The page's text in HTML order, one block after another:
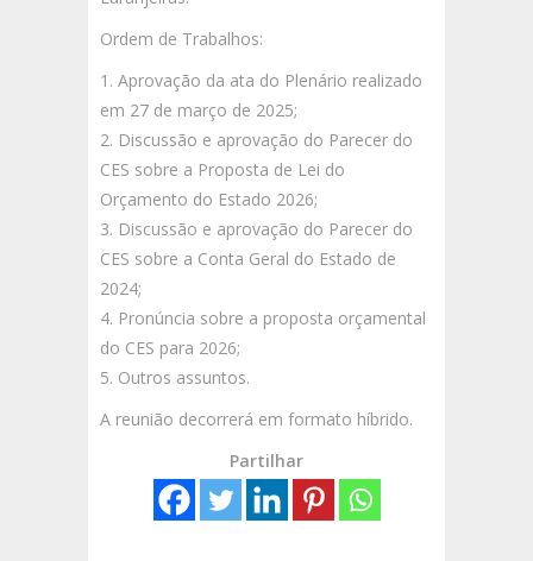
Ordem de Trabalhos:
1. Aprovação da ata do Plenário realizado
em 27 de março de 2025;
2. Discussão e aprovação do Parecer do
CES sobre a Proposta de Lei do
Orçamento do Estado 2026;
3. Discussão e aprovação do Parecer do
CES sobre a Conta Geral do Estado de
2024;
4. Pronúncia sobre a proposta orçamental
do CES para 2026;
5. Outros assuntos.
A reunião decorrerá em formato híbrido.
Partilhar